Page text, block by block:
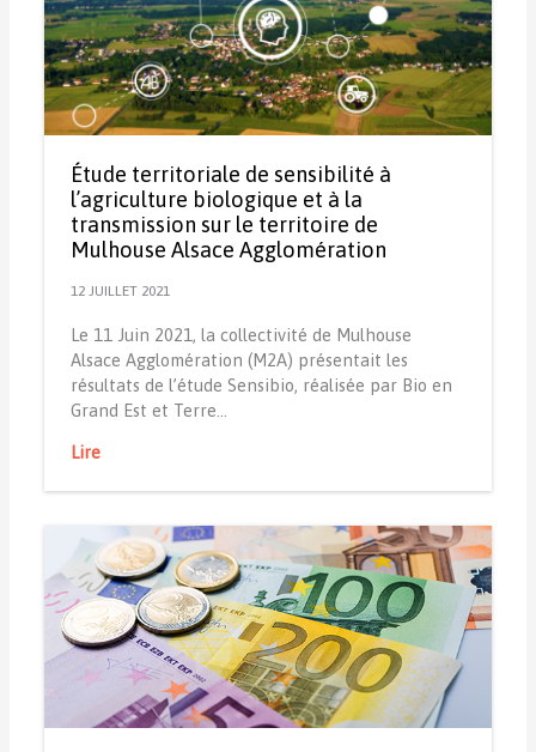
Étude territoriale de sensibilité à
l’agriculture biologique et à la
transmission sur le territoire de
Mulhouse Alsace Agglomération
12 JUILLET 2021
Le 11 Juin 2021, la collectivité de Mulhouse
Alsace Agglomération (M2A) présentait les
résultats de l’étude Sensibio, réalisée par Bio en
Grand Est et Terre…
Lire